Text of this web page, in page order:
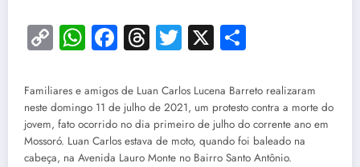
CopyWhatsApp
Facebook
Threads
Twitter
X
Familiares e amigos de Luan Carlos Lucena Barreto realizaram
neste domingo 11 de julho de 2021, um protesto contra a morte do
jovem, fato ocorrido no dia primeiro de julho do corrente ano em
Mossoró. Luan Carlos estava de moto, quando foi baleado na
cabeça, na Avenida Lauro Monte no Bairro Santo Antônio.